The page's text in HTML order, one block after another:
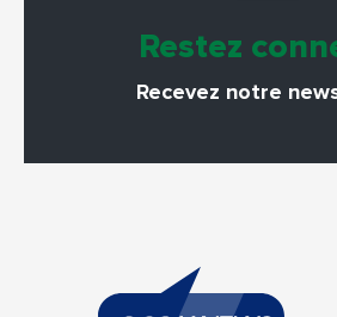
Restez
Recevez notre